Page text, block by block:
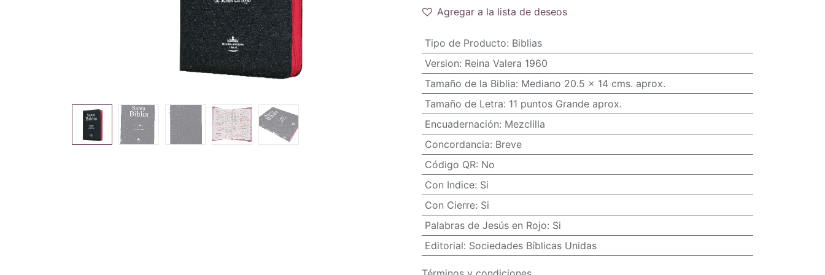
Agregar a la lista de deseos
Tipo de Producto: Biblias
Version: Reina Valera 1960
Tamaño de la Biblia: Mediano 20.5 x 14 cms. aprox.
Tamaño de Letra: 11 puntos Grande aprox.
Encuadernación: Mezclilla
Concordancia: Breve
Código QR: No
Con Indice: Si
Con Cierre: Si
Palabras de Jesús en Rojo: Si
Editorial: Sociedades Bíblicas Unidas